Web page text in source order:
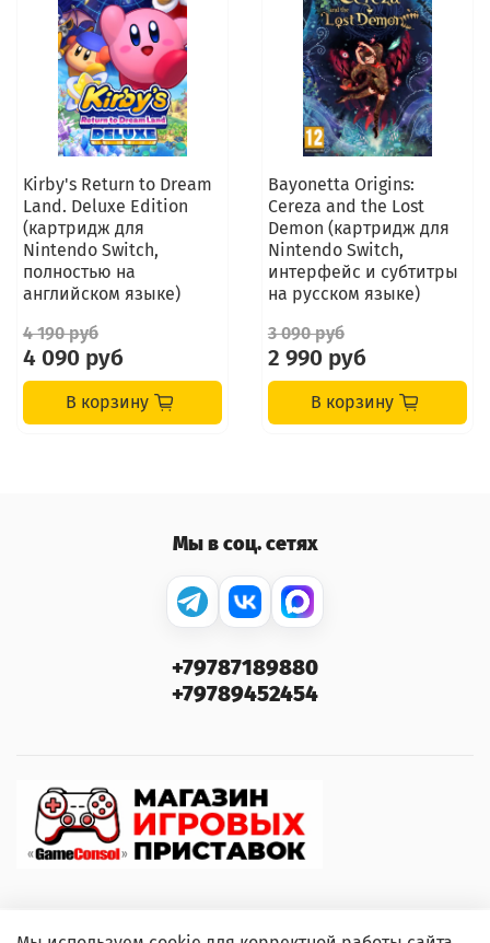
Kirby's Return to Dream
Land. Deluxe Edition
(картридж для
Nintendo Switch,
полностью на
английском языке)
4 190 руб
4 090 руб
В корзину
Bayonetta Origins:
Cereza and the Lost
Demon (картридж для
Nintendo Switch,
интерфейс и субтитры
на русском языке)
3 090 руб
2 990 руб
В корзину
Мы в соц. сетях
+79787189880
+79789452454